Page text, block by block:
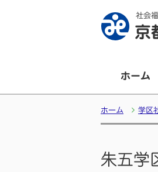
社会
京
ホーム
ホーム 学区
朱五学